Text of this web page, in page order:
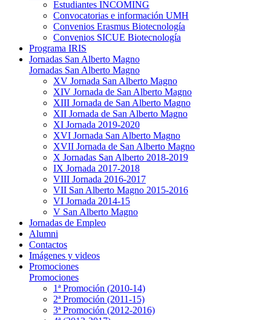
Estudiantes INCOMING
Convocatorias e información UMH
Convenios Erasmus Biotecnología
Convenios SICUE Biotecnología
Programa IRIS
Jornadas San Alberto Magno
Jornadas San Alberto Magno
XV Jornada San Alberto Magno
XIV Jornada de San Alberto Magno
XIII Jornada de San Alberto Magno
XII Jornada de San Alberto Magno
XI Jornada 2019-2020
XVI Jornada San Alberto Magno
XVII Jornada de San Alberto Magno
X Jornadas San Alberto 2018-2019
IX Jornada 2017-2018
VIII Jornada 2016-2017
VII San Alberto Magno 2015-2016
VI Jornada 2014-15
V San Alberto Magno
Jornadas de Empleo
Alumni
Contactos
Imágenes y videos
Promociones
Promociones
1ª Promoción (2010-14)
2ª Promoción (2011-15)
3ª Promoción (2012-2016)